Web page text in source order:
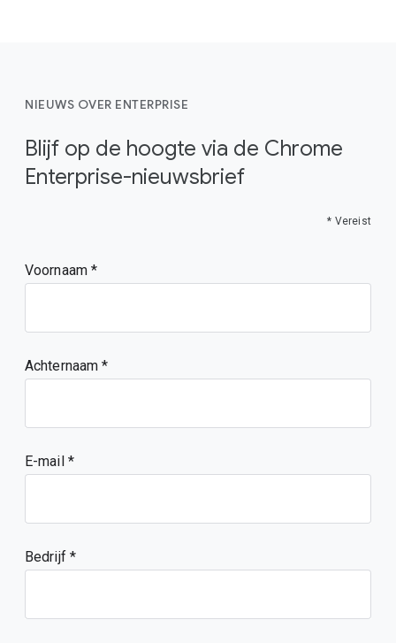
NIEUWS OVER ENTERPRISE
Blijf op de hoogte via de Chrome
Enterprise-nieuwsbrief
* Vereist
Voornaam
Achternaam
E-mail
Bedrijf